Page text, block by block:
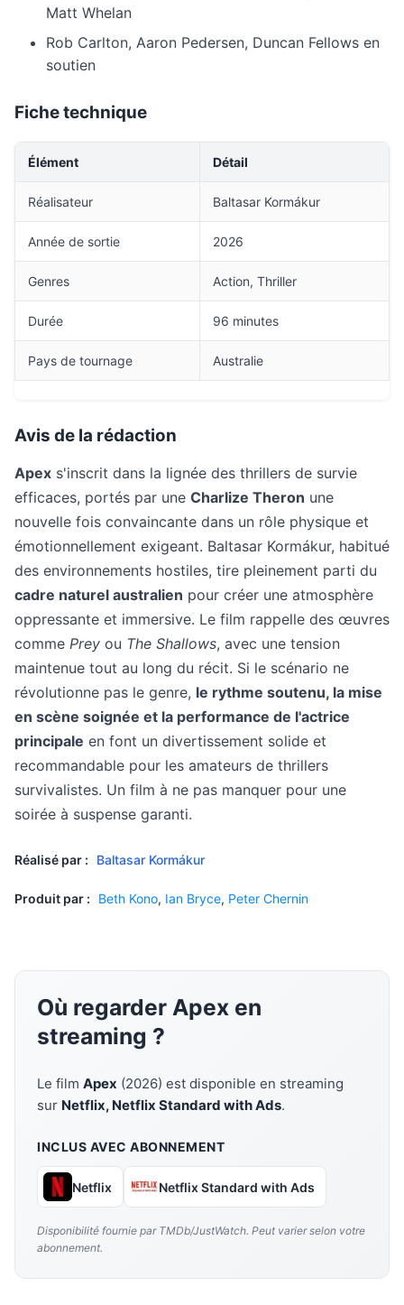
Matt Whelan
Rob Carlton, Aaron Pedersen, Duncan Fellows en
soutien
Fiche technique
Élément Détail
Réalisateur Baltasar Kormákur
Année de sortie 2026
Genres Action, Thriller
Durée 96 minutes
Pays de tournage Australie
Avis de la rédaction
Apex s'inscrit dans la lignée des thrillers de survie
efficaces, portés par une Charlize Theron une
nouvelle fois convaincante dans un rôle physique et
émotionnellement exigeant. Baltasar Kormákur, habitué
des environnements hostiles, tire pleinement parti du
cadre naturel australien pour créer une atmosphère
oppressante et immersive. Le film rappelle des œuvres
comme Prey ou The Shallows, avec une tension
maintenue tout au long du récit. Si le scénario ne
révolutionne pas le genre, le rythme soutenu, la mise
en scène soignée et la performance de l'actrice
principale en font un divertissement solide et
recommandable pour les amateurs de thrillers
survivalistes. Un film à ne pas manquer pour une
soirée à suspense garanti.
Réalisé par : Baltasar Kormákur
Produit par : Beth Kono, Ian Bryce, Peter Chernin
Où regarder Apex en
streaming ?
Le film Apex (2026) est disponible en streaming
sur Netflix, Netflix Standard with Ads.
INCLUS AVEC ABONNEMENT
Netflix Netflix Standard with Ads
Disponibilité fournie par TMDb/JustWatch. Peut varier selon votre
abonnement.